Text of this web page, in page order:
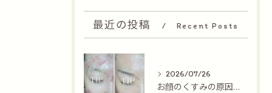
最近の投稿 Recent Posts
2026/07/26
お顔のくすみの原因３選